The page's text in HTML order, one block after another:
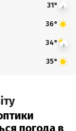
31°
36°
34°
35°
погода в